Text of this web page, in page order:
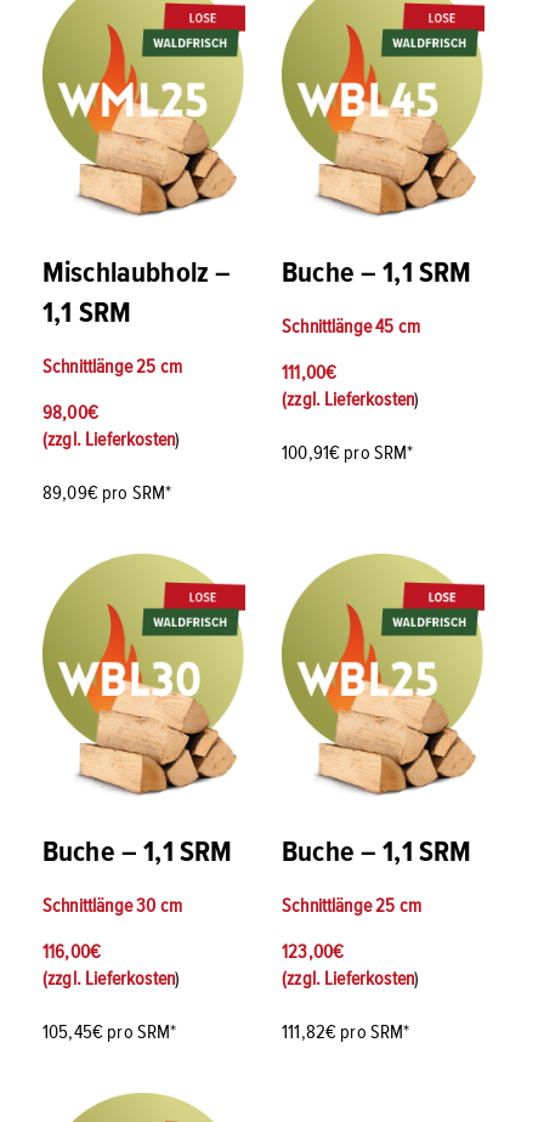
Mischlaubholz –
1,1 SRM
Schnittlänge25 cm
98,00€
(zzgl. Lieferkosten)
89,09€ pro SRM*
Buche – 1,1 SRM
Schnittlänge45 cm
111,00€
(zzgl. Lieferkosten)
100,91€ pro SRM*
Buche – 1,1 SRM
Schnittlänge30 cm
116,00€
(zzgl. Lieferkosten)
105,45€ pro SRM*
Buche – 1,1 SRM
Schnittlänge25 cm
123,00€
(zzgl. Lieferkosten)
111,82€ pro SRM*